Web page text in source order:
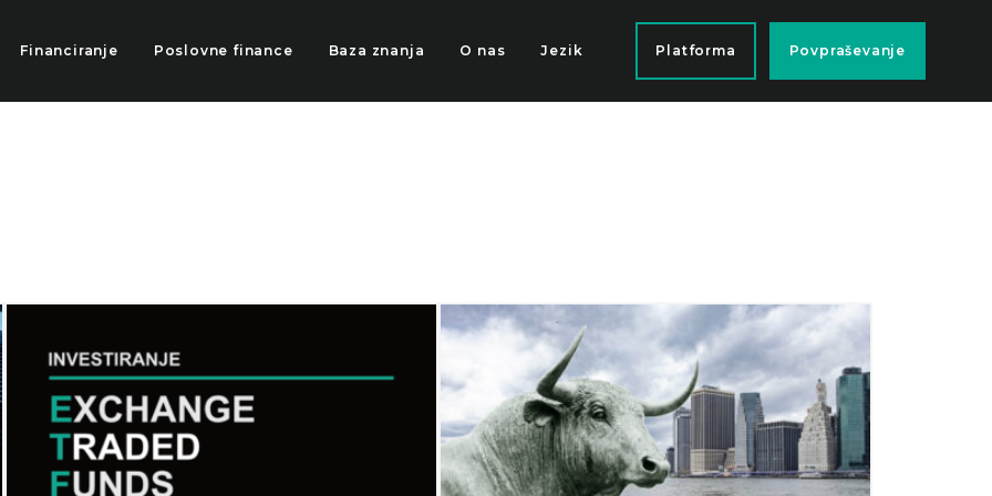
Financiranje Poslovne finance Baza znanja O nas Jezik Platforma Povpraševanje